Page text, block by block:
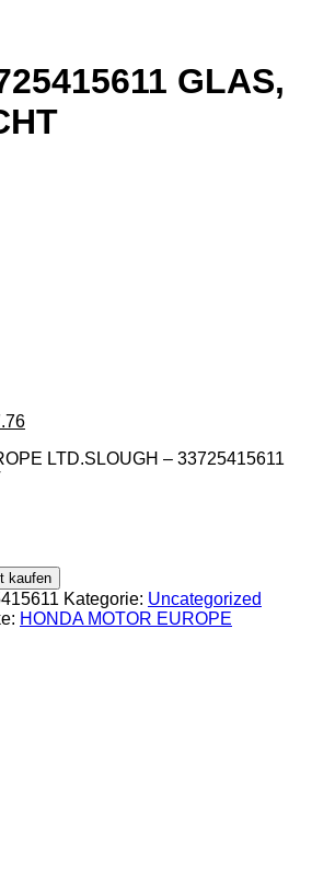
GLAS,
LTD.SLOUGH – 33725415611
kaufen
Kategorie: Uncategorized
HONDA MOTOR EUROPE